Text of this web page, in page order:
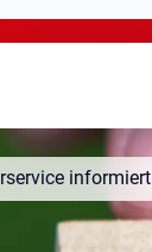
informiert